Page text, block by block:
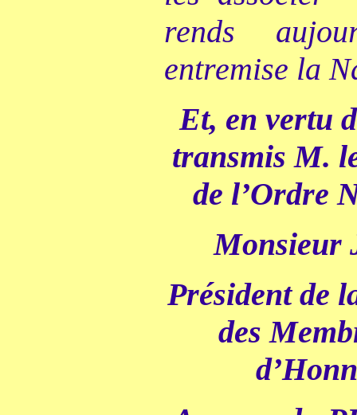
rends
entremise la
Et, en vertu
transmis M.
de l’Ordre
Monsieur
Président de
des